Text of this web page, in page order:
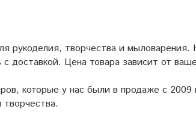
рукоделия, творчества и
с доставкой. Цена товара зависит от
которые у нас были в продаже с 2009